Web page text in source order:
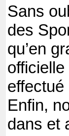
Sans
des
qu’en
effectué
Enfin,
dans et